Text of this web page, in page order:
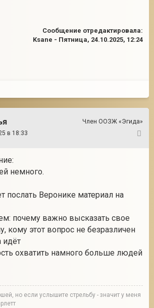
Сообщение отредактировала:
Ksane - Пятница, 24.10.2025, 12:24
Член ООЗЖ «Эгида»
в 18:33
немного.
послать Веронике материал на
почему важно высказать свое
кому этот вопрос не безразличен
идёт
охватить намного больше людей
но если услышите стрельбу - значит у меня